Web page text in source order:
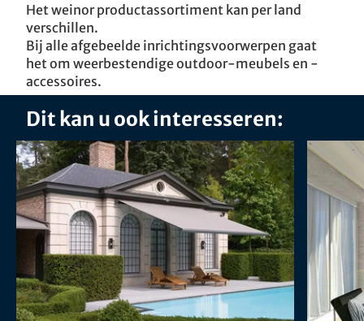
Het weinor productassortiment kan per land
verschillen.
Bij alle afgebeelde inrichtingsvoorwerpen gaat
het om weerbestendige outdoor-meubels en -
accessoires.
Dit kan u ook interesseren: